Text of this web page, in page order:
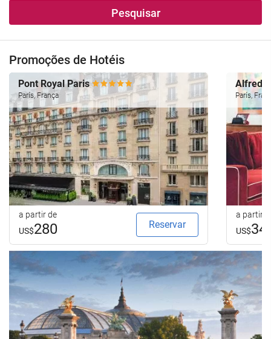
Pesquisar
Promoções de Hotéis
Pont Royal Paris
París, França
a partir de
US$280 Reservar
Alfred
París,
a partir
US$